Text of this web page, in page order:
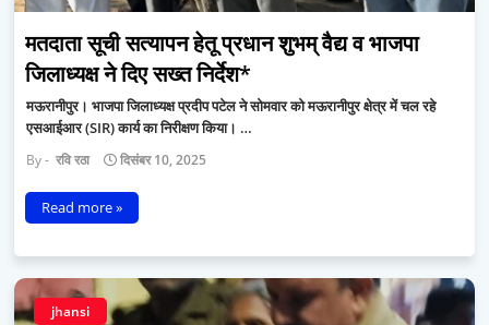
मतदाता सूची सत्यापन हेतू प्रधान शुभम् वैद्य व भाजपा
जिलाध्यक्ष ने दिए सख्त निर्देश*
मऊरानीपुर। भाजपा जिलाध्यक्ष प्रदीप पटेल ने सोमवार को मऊरानीपुर क्षेत्र में चल रहे
एसआईआर (SIR) कार्य का निरीक्षण किया। …
रवि रठा दिसंबर 10, 2025
Read more »
jhansi